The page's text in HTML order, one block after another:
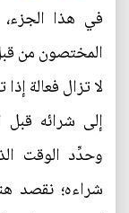
في هذا
المختصون من
لا تزال فعالة
إلى شرائه
وحدِّد الوقت
شراءه؛ نقصد